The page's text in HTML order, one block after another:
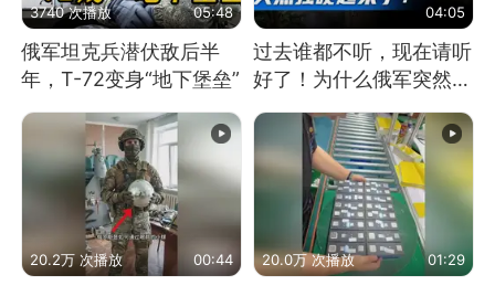
3740 次播放 05:48
俄军坦克兵潜伏敌后半
年，T-72变身“地下堡垒”
04:05
过去谁都不听，现在请听
好了！为什么俄军突然强
硬起来了？
20.2万 次播放 00:44 20.0万 次播放 01:29